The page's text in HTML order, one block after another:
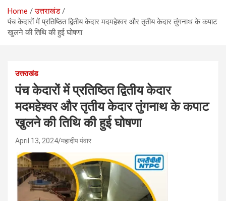
Home
उत्तराखंड
पंच केदारों में प्रतिष्ठित द्वितीय केदार मदमहेश्वर और तृतीय केदार तुंगनाथ के कपाट
खुलने की तिथि की हुई घोषणा
उत्तराखंड
पंच केदारों में प्रतिष्ठित द्वितीय केदार
मदमहेश्वर और तृतीय केदार तुंगनाथ के कपाट
खुलने की तिथि की हुई घोषणा
April 13, 2024 महादीप पंवार